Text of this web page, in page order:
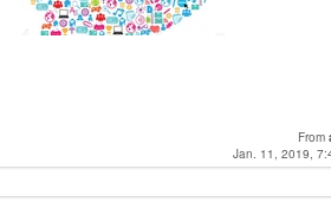
From
Jan. 11, 2019,